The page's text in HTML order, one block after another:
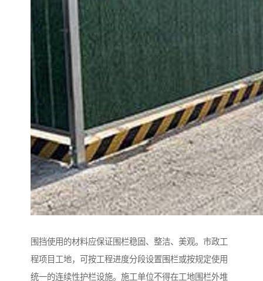
围挡使用的材料应保证围栏稳固、整洁、美观。市政工
程项目工地，可按工程进度分段设置围栏或按规定使用
统一的连续性护栏设施。施工单位不得在工地围栏外堆